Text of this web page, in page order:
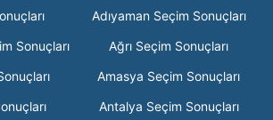
Adıyaman Seçim Sonuçları
Sonuçları
Ağrı Seçim Sonuçları
Amasya Seçim Sonuçları
Antalya Seçim Sonuçları